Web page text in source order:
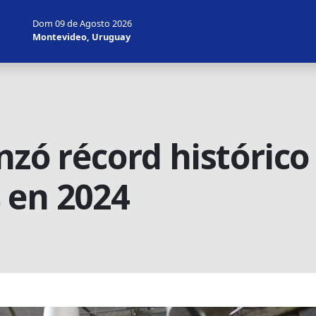
Dom 09 de Agosto 2026
Montevideo, Uruguay
récord histórico
2024